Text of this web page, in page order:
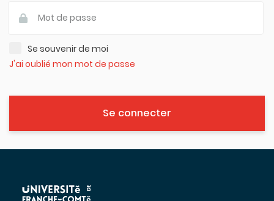
Se souvenir de moi
J'ai oublié mon mot de passe
Se connecter